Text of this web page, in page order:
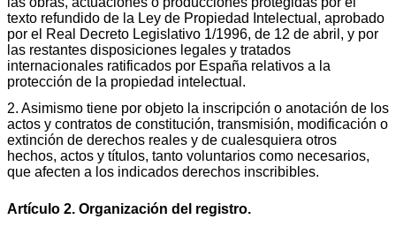
texto refundido de la Ley de Propiedad Intelectual, aprobado
por el Real Decreto Legislativo 1/1996, de 12 de abril, y por
las restantes disposiciones legales y tratados
internacionales ratificados por España relativos a la
protección de la propiedad intelectual.
2. Asimismo tiene por objeto la inscripción o anotación de los
actos y contratos de constitución, transmisión, modificación o
extinción de derechos reales y de cualesquiera otros
hechos, actos y títulos, tanto voluntarios como necesarios,
que afecten a los indicados derechos inscribibles.
Artículo 2. Organización del registro.